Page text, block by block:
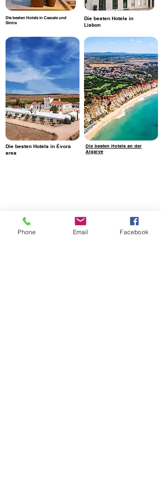
Die besten Hotels in Cascais und
Sintra
Die besten Hotels in Évora
area
Die besten Hotels in
Lisbon
Die besten Hotels an der
Algarve
Phone Email Facebook